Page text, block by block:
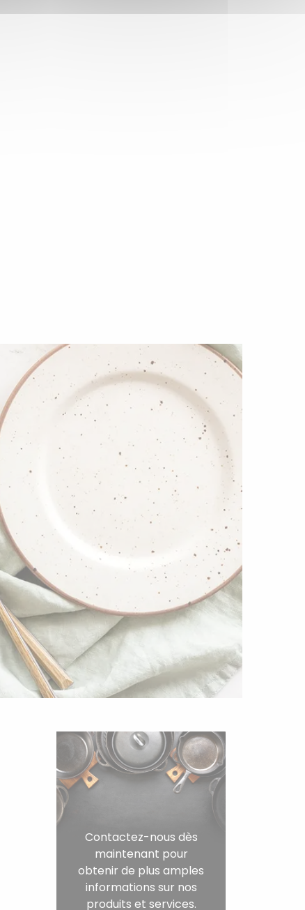
Contactez-nous dès
maintenant pour
obtenir de plus amples
informations sur nos
produits et services.